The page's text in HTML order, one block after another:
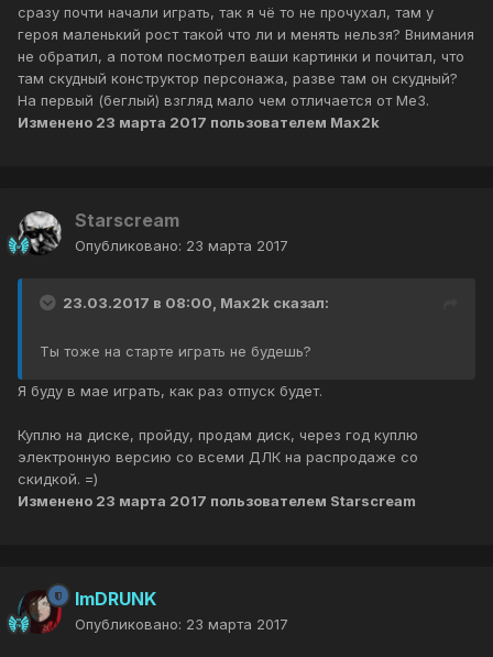
сразу почти начали играть, так я чё то не прочухал, там у
героя маленький рост такой что ли и менять нельзя? Внимания
не обратил, а потом посмотрел ваши картинки и почитал, что
там скудный конструктор персонажа, разве там он скудный?
На первый (беглый) взгляд мало чем отличается от Me3.
Изменено 23 марта 2017 пользователем Max2k
Starscream
Опубликовано: 23 марта 2017
23.03.2017 в 08:00, Max2k сказал:
Ты тоже на старте играть не будешь?
Я буду в мае играть, как раз отпуск будет.
Куплю на диске, пройду, продам диск, через год куплю
электронную версию со всеми ДЛК на распродаже со
скидкой. =)
Изменено 23 марта 2017 пользователем Starscream
ImDRUNK
Опубликовано: 23 марта 2017